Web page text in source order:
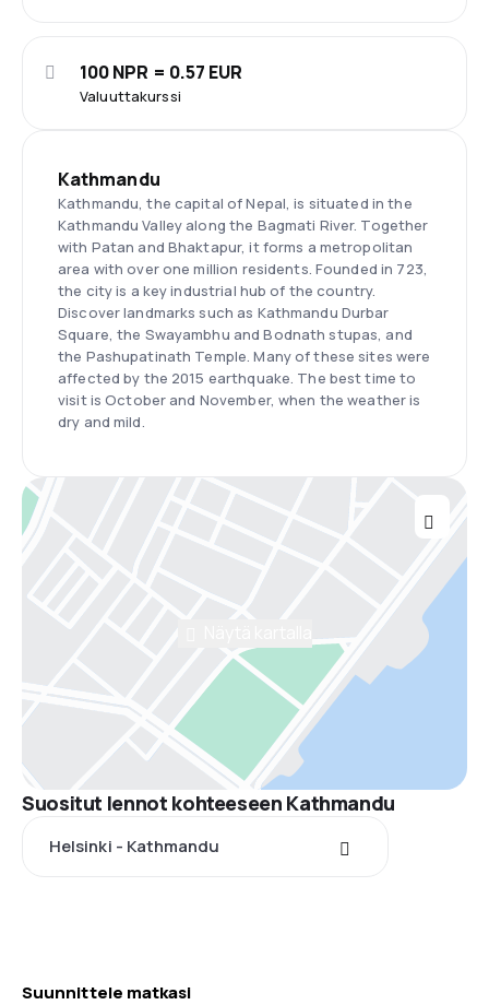
Valuuttakurssi
100 NPR = 0.57 EUR
Kathmandu
Kathmandu, the capital of Nepal, is situated in the
Kathmandu Valley along the Bagmati River. Together
with Patan and Bhaktapur, it forms a metropolitan
area with over one million residents. Founded in 723,
the city is a key industrial hub of the country.
Discover landmarks such as Kathmandu Durbar
Square, the Swayambhu and Bodnath stupas, and
the Pashupatinath Temple. Many of these sites were
affected by the 2015 earthquake. The best time to
visit is October and November, when the weather is
dry and mild.
Suositut lennot kohteeseen Kathmandu
Helsinki - Kathmandu
Suunnittele matkasi